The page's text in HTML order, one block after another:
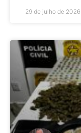
29 de julho de 2026